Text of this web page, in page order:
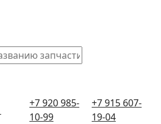
+7 920 985-
10-99
+7 915 607-
19-04